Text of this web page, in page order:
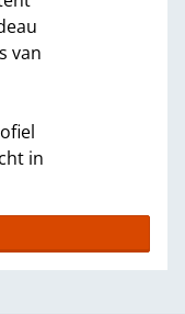
van
in